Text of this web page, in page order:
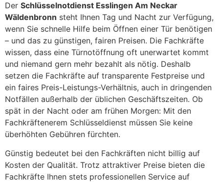
Der Schlüsselnotdienst Esslingen Am Neckar
Wäldenbronn steht Ihnen Tag und Nacht zur Verfügung,
wenn Sie schnelle Hilfe beim Öffnen einer Tür benötigen
– und das zu günstigen, fairen Preisen. Die Fachkräfte
wissen, dass eine Türnotöffnung oft unerwartet kommt
und niemand gern mehr bezahlt als nötig. Deshalb
setzen die Fachkräfte auf transparente Festpreise und
ein faires Preis-Leistungs-Verhältnis, auch in dringenden
Notfällen außerhalb der üblichen Geschäftszeiten. Ob
spät in der Nacht oder am frühen Morgen: Mit den
Fachkräftenerem Schlüsseldienst müssen Sie keine
überhöhten Gebühren fürchten.
Günstig bedeutet bei den Fachkräften nicht billig auf
Kosten der Qualität. Trotz attraktiver Preise bieten die
Fachkräfte Ihnen stets professionellen Service auf